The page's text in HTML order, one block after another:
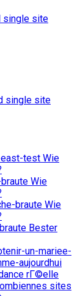
single site
single site
test Wie
Wie
braute Wie
Bester
un-mariee-
aujourdhui
rГ©elle
sites